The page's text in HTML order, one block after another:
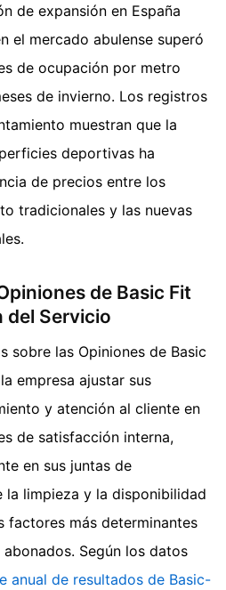
de expansión en España
el mercado abulense superó
de ocupación por metro
de invierno. Los registros
muestran que la
deportivas ha
de precios entre los
tradicionales y las nuevas
de Basic Fit
del Servicio
sobre las Opiniones de Basic
empresa ajustar sus
y atención al cliente en
de satisfacción interna,
en sus juntas de
la limpieza y la disponibilidad
factores más determinantes
Según los datos
anual de resultados de Basic-